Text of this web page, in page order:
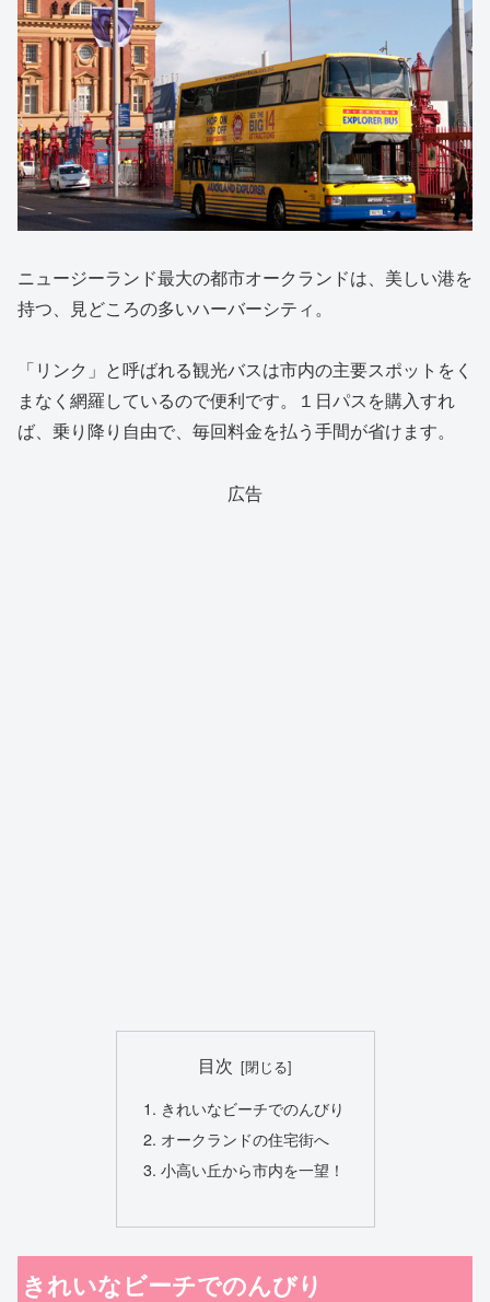
ニュージーランド最大の都市オークランドは、美しい港を
持つ、見どころの多いハーバーシティ。
「リンク」と呼ばれる観光バスは市内の主要スポットをく
まなく網羅しているので便利です。１日パスを購入すれ
ば、乗り降り自由で、毎回料金を払う手間が省けます。
広告
目次
きれいなビーチでのんびり
オークランドの住宅街へ
小高い丘から市内を一望！
きれいなビーチでのんびり